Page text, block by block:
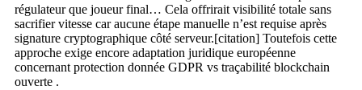
régulateur que joueur final… Cela offrirait visibilité totale sans
sacrifier vitesse car aucune étape manuelle n’est requise après
signature cryptographique côté serveur​.[citation] Toutefois cette
approche exige encore adaptation juridique européenne
concernant protection donnée GDPR vs traçabilité blockchain
ouverte .